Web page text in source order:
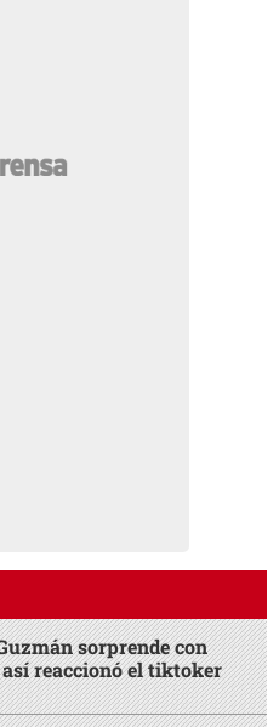
sorprende con
reaccionó el tiktoker